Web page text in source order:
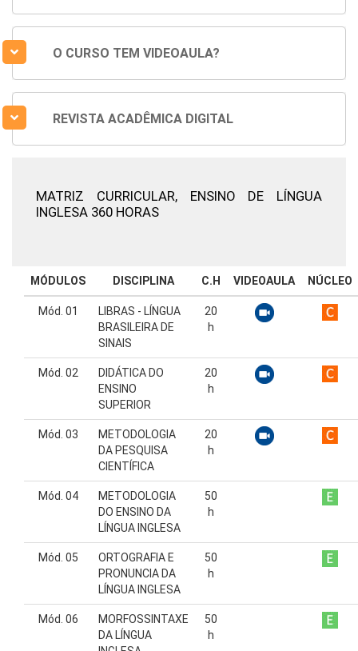
O CURSO TEM VIDEOAULA?
REVISTA ACADÊMICA DIGITAL
MATRIZ CURRICULAR, ENSINO DE LÍNGUA
INGLESA 360 HORAS
MÓDULOS DISCIPLINA C.H VIDEOAULA NÚCLEO
Mód. 01
LIBRAS - LÍNGUA
BRASILEIRA DE
SINAIS
20
h
Mód. 02
DIDÁTICA DO
ENSINO
SUPERIOR
20
h
Mód. 03
METODOLOGIA
DA PESQUISA
CIENTÍFICA
20
h
Mód. 04
METODOLOGIA
DO ENSINO DA
LÍNGUA INGLESA
50
h
Mód. 05
ORTOGRAFIA E
PRONUNCIA DA
LÍNGUA INGLESA
50
h
Mód. 06
MORFOSSINTAXE
DA LÍNGUA
50
h